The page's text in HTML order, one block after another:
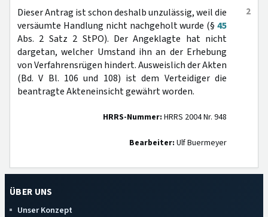
2
Dieser Antrag ist schon deshalb unzulässig, weil die
versäumte Handlung nicht nachgeholt wurde (§ 45
Abs. 2 Satz 2 StPO). Der Angeklagte hat nicht
dargetan, welcher Umstand ihn an der Erhebung
von Verfahrensrügen hindert. Ausweislich der Akten
(Bd. V Bl. 106 und 108) ist dem Verteidiger die
beantragte Akteneinsicht gewährt worden.
HRRS-Nummer: HRRS 2004 Nr. 948
Bearbeiter: Ulf Buermeyer
ÜBER UNS
Unser Konzept